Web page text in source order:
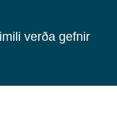
verða gefnir